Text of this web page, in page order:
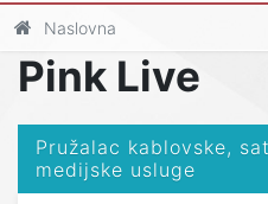
Naslovna
Pink Live
Pružalac kablovske,
medijske usluge